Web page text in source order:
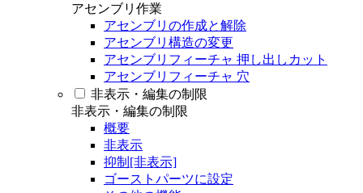
アセンブリ作業
アセンブリの作成と解除
アセンブリ構造の変更
アセンブリフィーチャ 押し出しカット
アセンブリフィーチャ 穴
非表示・編集の制限
非表示・編集の制限
概要
非表示
抑制[非表示]
ゴーストパーツに設定